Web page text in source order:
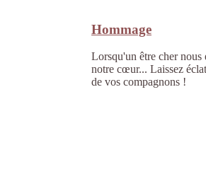
Hommage
Lorsqu'un être cher
notre cœur... Laissez
de vos compagnons !